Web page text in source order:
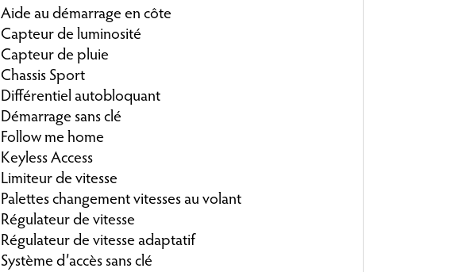
Aide au démarrage en côte
Capteur de luminosité
Capteur de pluie
Chassis Sport
Différentiel autobloquant
Démarrage sans clé
Follow me home
Keyless Access
Limiteur de vitesse
Palettes changement vitesses au volant
Régulateur de vitesse
Régulateur de vitesse adaptatif
Système d’accès sans clé